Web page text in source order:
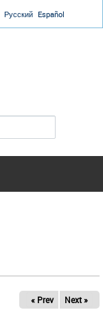
Русский Español
« Prev Next »